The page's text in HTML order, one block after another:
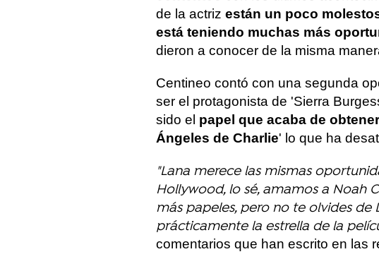
de la actriz están un poco
está teniendo muchas más
dieron a conocer de la misma
Centineo contó con una segunda
ser el protagonista de 'Sierra
sido el papel que acaba de
Ángeles de Charlie' lo que ha
"Lana merece las mismas
Hollywood, lo sé, amamos a Noah
más papeles, pero no te olvides de
prácticamente la estrella de la
comentarios que han escrito en las